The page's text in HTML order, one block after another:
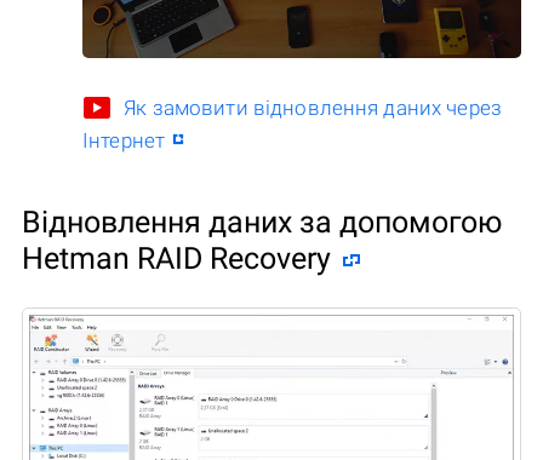
Як замовити відновлення даних через
Інтернет
Відновлення даних за допомогою
Hetman RAID Recovery